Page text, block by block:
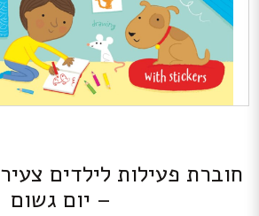
– יום גשום